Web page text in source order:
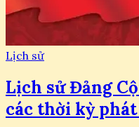
Lịch sử
Lịch sử Đảng
các thời kỳ